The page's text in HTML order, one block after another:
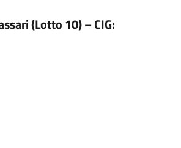
(Lotto 10) – CIG: